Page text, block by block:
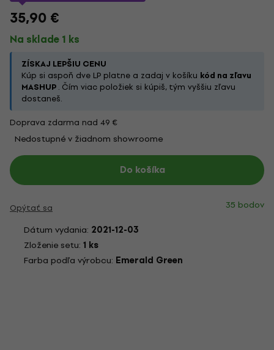
35,90 €
Na sklade 1 ks
ZÍSKAJ LEPŠIU CENU
Kúp si aspoň dve LP platne a zadaj v košíku kód na zľavu
MASHUP. Čím viac položiek si kúpiš, tým vyššiu zľavu
dostaneš.
Doprava zdarma nad 49 €
Nedostupné v žiadnom showroome
Do košíka
Opýtať sa
35 bodov
Dátum vydania: 2021-12-03
Zloženie setu: 1 ks
Farba podľa výrobcu: Emerald Green